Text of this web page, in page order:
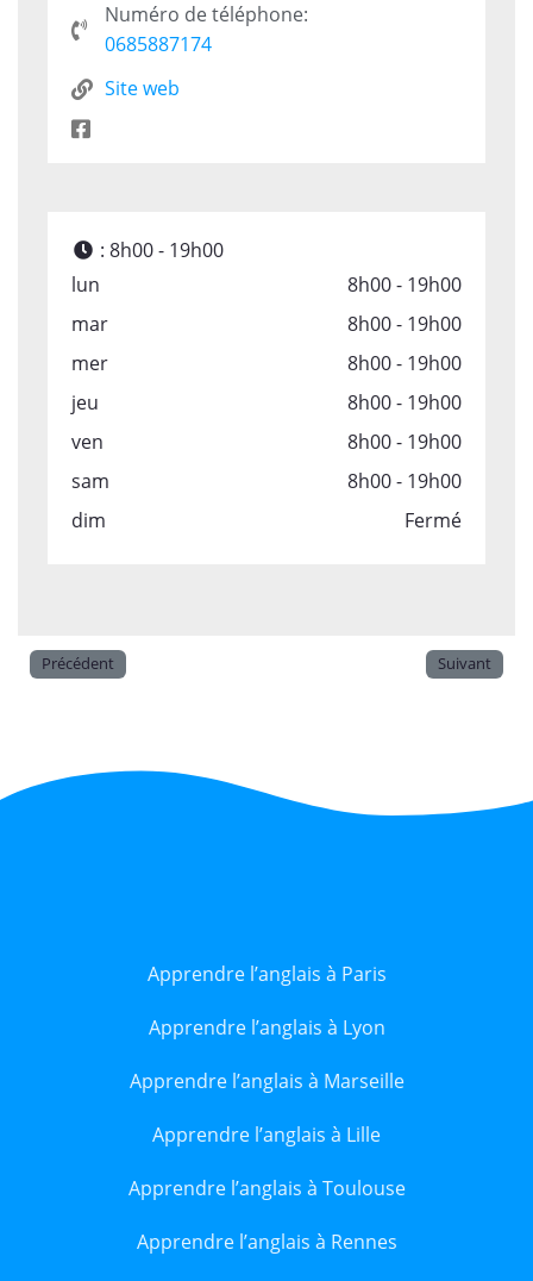
Numéro de téléphone:
0685887174
Site web
: 8h00 - 19h00
lun
8h00 - 19h00
mar
8h00 - 19h00
mer
8h00 - 19h00
jeu
8h00 - 19h00
ven
8h00 - 19h00
sam
8h00 - 19h00
dim
Fermé
Précédent Suivant
Apprendre l’anglais à Paris
Apprendre l’anglais à Lyon
Apprendre l’anglais à Marseille
Apprendre l’anglais à Lille
Apprendre l’anglais à Toulouse
Apprendre l’anglais à Rennes